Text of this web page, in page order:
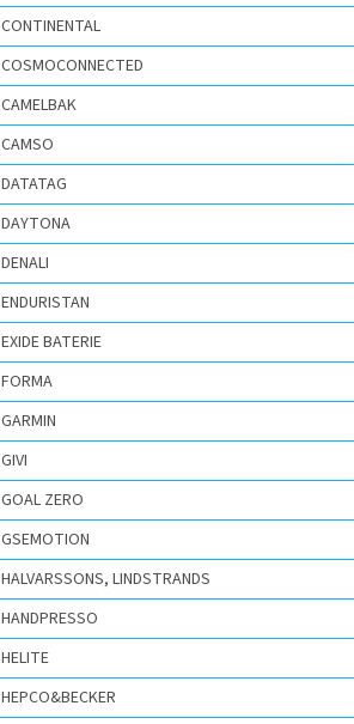
CONTINENTAL
COSMOCONNECTED
CAMELBAK
CAMSO
DATATAG
DAYTONA
DENALI
ENDURISTAN
EXIDE BATERIE
FORMA
GARMIN
GIVI
GOAL ZERO
GSEMOTION
HALVARSSONS, LINDSTRANDS
HANDPRESSO
HELITE
HEPCO&BECKER